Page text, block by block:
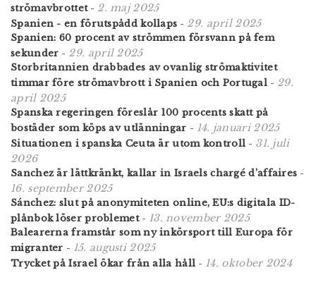
strömavbrottet- 2. maj 2025
Spanien - en förutspådd kollaps - 29. april 2025
Spanien: 60 procent av strömmen försvann på fem
sekunder - 29. april 2025
Storbritannien drabbades av ovanlig strömaktivitet
timmar före strömavbrott i Spanien och Portugal - 29.
april 2025
Spanska regeringen föreslår 100 procents skatt på
bostäder som köps av utlänningar - 14. januari 2025
Situationen i spanska Ceuta är utom kontroll - 31. juli
2026
Sanchez är lättkränkt, kallar in Israels chargé d’affaires -
16. september 2025
Sánchez: slut på anonymiteten online, EU:s digitala ID-
plånbok löser problemet- 13. november 2025
Balearerna framstår som ny inkörsport till Europa för
migranter - 15. augusti 2025
Trycket på Israel ökar från alla håll - 14. oktober 2024